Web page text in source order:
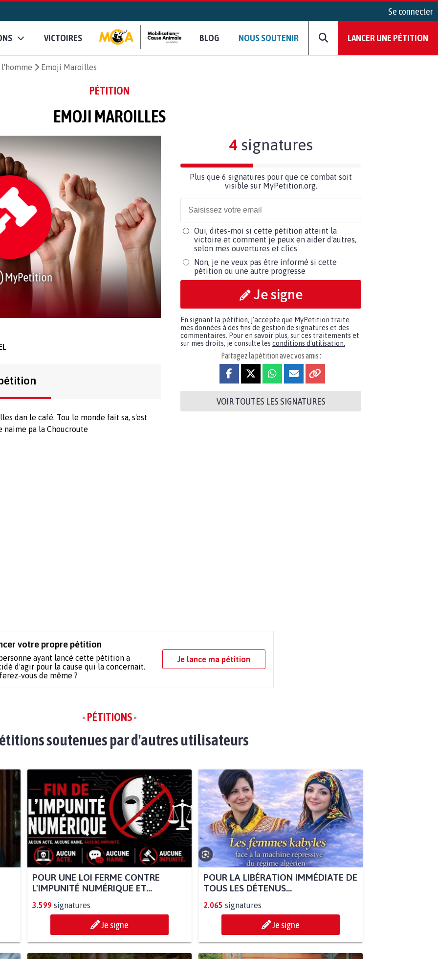
Se connecter
VICTOIRES BLOG NOUS SOUTENIR LANCER UNE PÉTITION
Emoji Maroilles
PÉTITION
EMOJI MAROILLES
dan le café. Tou le monde fait sa, s'est
naime pa la Choucroute
4 signatures
Plus que 6 signatures pour que ce combat soit
visible sur MyPetition.org.
Oui, dites-moi si cette pétition atteint la
victoire et comment je peux en aider d'autres,
selon mes ouvertures et clics
Non, je ne veux pas être informé si cette
pétition ou une autre progresse
Je signe
En signant la pétition, j'accepte que MyPetition traite
mes données à des fins de gestion de signatures et des
commentaires. Pour en savoir plus, sur ces traitements et
sur mes droits, je consulte les conditions d'utilisation.
Partagez la pétition avec vos amis :
VOIR TOUTES LES SIGNATURES
votre propre pétition
ayant lancé cette pétition a
d'agir pour la cause qui la concernait.
vous de même ?
Je lance ma pétition
- PÉTITIONS -
soutenues par d'autres utilisateurs
POUR UNE LOI FERME CONTRE
L'IMPUNITÉ NUMÉRIQUE ET...
3.599 signatures
Je signe
POUR LA LIBÉRATION IMMÉDIATE DE
TOUS LES DÉTENUS...
2.065 signatures
Je signe